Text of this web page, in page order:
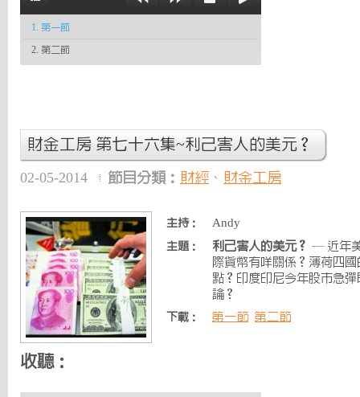
1. 第一節
2. 第二節
財金工房 第七十六集~利己害人的美元？
02-05-2014 節目分類： 財經 、 財金工房
主持： Andy
主題： 利己害人的美元？ — 近年
際貨幣有咩關係？薄荷四
點？印度印尼今年股市急
論？
下載： 第一節 第二節
收聽：